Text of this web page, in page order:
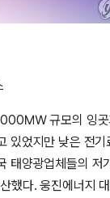
㎿ 규모의 잉곳
있었지만 낮은 전기
태양광업체들의 저
했다. 웅진에너지